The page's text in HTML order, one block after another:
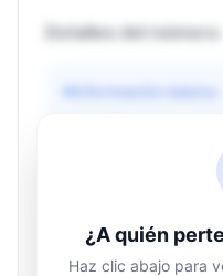
Detalles del número
Información básica
¿A quién
Haz clic abajo para